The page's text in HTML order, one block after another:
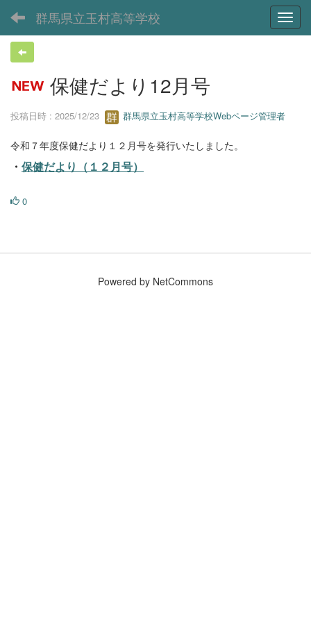
群馬県立玉村高等学校
保健だより12月号
投稿日時 : 2025/12/23 群馬県立玉村高等学校Webページ管理者
令和７年度保健だより１２月号を発行いたしました。
・ 保健だより（１２月号）
0
Powered by NetCommons